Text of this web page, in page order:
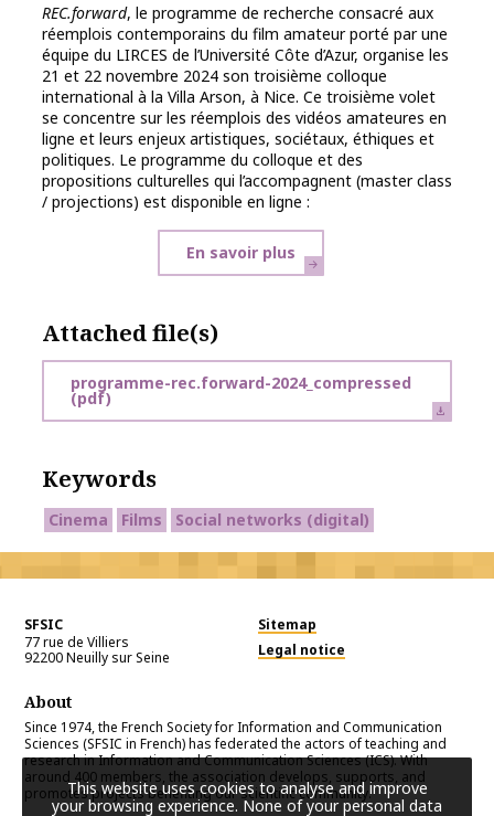
REC.forward, le programme de recherche consacré aux
réemplois contemporains du film amateur porté par une
équipe du LIRCES de l’Université Côte d’Azur, organise les
21 et 22 novembre 2024 son troisième colloque
international à la Villa Arson, à Nice. Ce troisième volet
se concentre sur les réemplois des vidéos amateures en
ligne et leurs enjeux artistiques, sociétaux, éthiques et
politiques. Le programme du colloque et des
propositions culturelles qui l’accompagnent (master class
/ projections) est disponible en ligne :
En savoir plus
Attached file(s)
programme-rec.forward-2024_compressed
(pdf)
Keywords
Cinema Films Social networks (digital)
SFSIC
77 rue de Villiers
92200Neuilly sur Seine
Sitemap
Legal notice
About
Since 1974, the French Society for Information and Communication
Sciences (SFSIC in French) has federated the actors of teaching and
research in Information and Communication Sciences (ICS). With
around 400 members, the association develops, supports, and
promotes projects benefiting our scientific community.
This website uses cookies to analyse and improve
your browsing experience. None of your personal data